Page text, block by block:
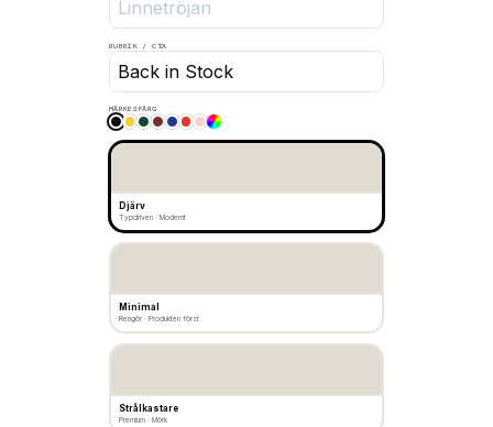
RUBRIK / CTA
MÄRKESFÄRG
Djärv
Typdriven · Modernt
Minimal
Rengör · Produkten först
Strålkastare
Premium · Mörk